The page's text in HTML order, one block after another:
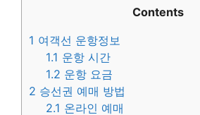
Contents
1 여객선 운항정보
1.1 운항 시간
1.2 운항 요금
2 승선권 예매 방법
2.1 온라인 예매